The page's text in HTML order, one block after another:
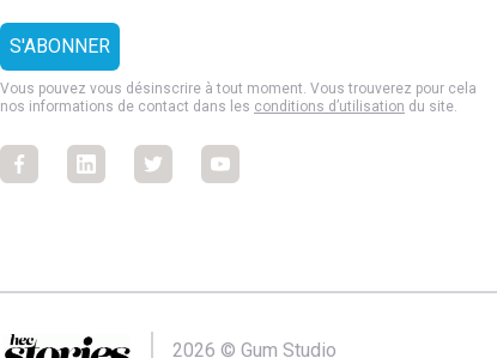
Vous pouvez vous désinscrire à tout moment. Vous trouverez pour cela
nos informations de contact dans les conditions d’utilisation du site.
FacebookFacebookFacebookFacebook
2026 © Gum Studio